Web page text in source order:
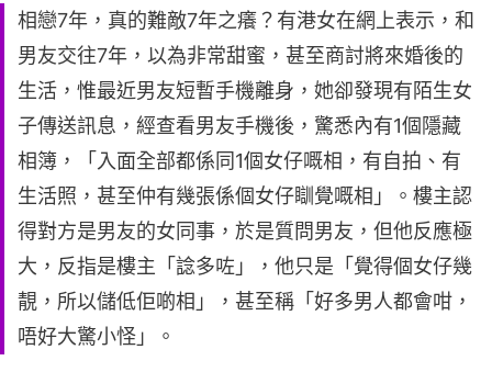
相戀7年，真的難敵7年之癢？有港女在網上表示，和
男友交往7年，以為非常甜蜜，甚至商討將來婚後的
生活，惟最近男友短暫手機離身，她卻發現有陌生女
子傳送訊息，經查看男友手機後，驚悉內有1個隱藏
相簿，「入面全部都係同1個女仔嘅相，有自拍、有
生活照，甚至仲有幾張係個女仔瞓覺嘅相」。樓主認
得對方是男友的女同事，於是質問男友，但他反應極
大，反指是樓主「諗多咗」，他只是「覺得個女仔幾
靚，所以儲低佢啲相」，甚至稱「好多男人都會咁，
唔好大驚小怪」。